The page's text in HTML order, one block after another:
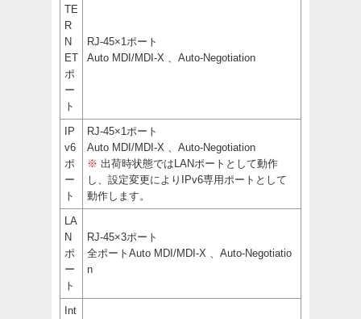
TE
R
N
ET
ポ
ー
ト
RJ-45×1ポート
Auto MDI/MDI-X 、Auto-Negotiation
IP
v6
ポ
ー
ト
RJ-45×1ポート
Auto MDI/MDI-X 、Auto-Negotiation
※ 出荷時状態ではLANポートとして動作
し、設定変更によりIPv6専用ポートとして
動作します。
LA
N
ポ
ー
ト
RJ-45×3ポート
全ポートAuto MDI/MDI-X 、Auto-Negotiatio
n
Int